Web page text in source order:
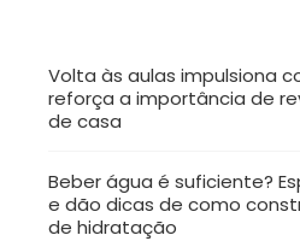
Volta às aulas impulsiona
reforça a importância de
de casa
Beber água é suficiente?
e dão dicas de como
de hidratação